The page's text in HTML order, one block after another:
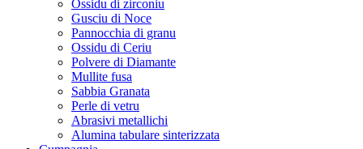
Ossidu di zirconiu
Gusciu di Noce
Pannocchia di granu
Ossidu di Ceriu
Polvere di Diamante
Mullite fusa
Sabbia Granata
Perle di vetru
Abrasivi metallichi
Alumina tabulare sinterizzata